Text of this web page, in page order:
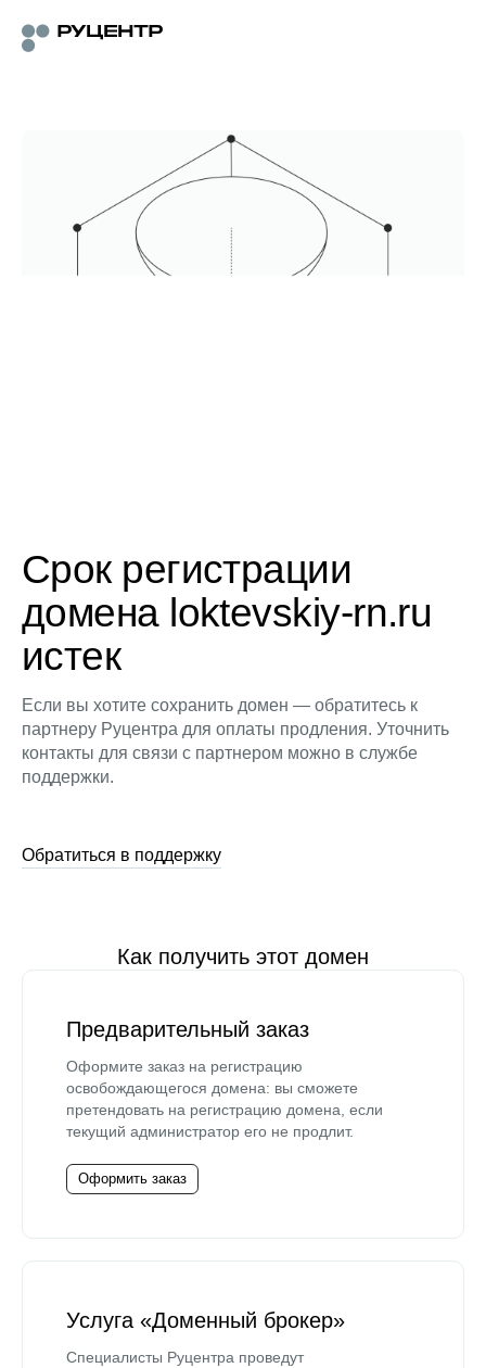
Срок регистрации
домена loktevskiy-rn.ru
истек
Если вы хотите сохранить домен — обратитесь к
партнеру Руцентра для оплаты продления. Уточнить
контакты для связи с партнером можно в службе
поддержки.
Обратиться в поддержку
Как получить этот домен
Предварительный заказ
Оформите заказ на регистрацию
освобождающегося домена: вы сможете
претендовать на регистрацию домена, если
текущий администратор его не продлит.
Оформить заказ
Услуга «Доменный брокер»
Специалисты Руцентра проведут